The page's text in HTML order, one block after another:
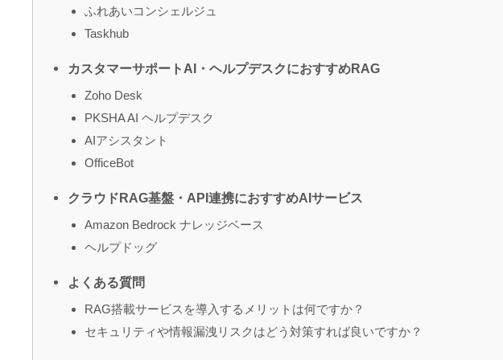
ふれあいコンシェルジュ
Taskhub
カスタマーサポートAI・ヘルプデスクにおすすめRAG
Zoho Desk
PKSHA AI ヘルプデスク
AIアシスタント
OfficeBot
クラウドRAG基盤・API連携におすすめAIサービス
Amazon Bedrock ナレッジベース
ヘルプドッグ
よくある質問
RAG搭載サービスを導入するメリットは何ですか？
セキュリティや情報漏洩リスクはどう対策すれば良いですか？